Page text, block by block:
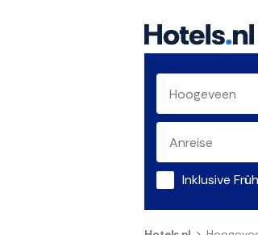
Inklusive